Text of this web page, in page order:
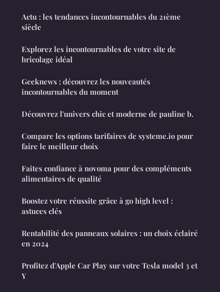
Actu : les tendances incontournables du 21ème
siècle
Explorez les incontournables de votre site de
bricolage idéal
Geeknews : découvrez les nouveautés
incontournables du moment
Découvrez l'univers chic et moderne de pauline b.
Compare les options tarifaires de systeme.io pour
faire le meilleur choix
Faites confiance à novoma pour des compléments
alimentaires de qualité
Boostez votre réussite grâce à go high level :
astuces clés
Rentabilité des panneaux solaires : un choix éclairé
en 2024
Profitez d'Apple Car Play sur votre Tesla model 3 et
Y